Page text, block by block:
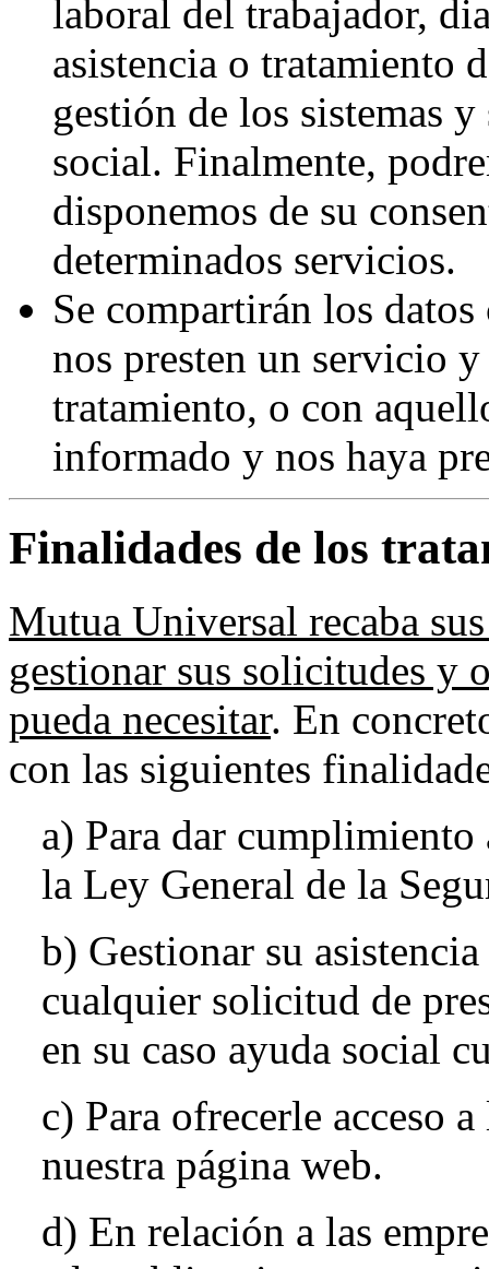
laboral del trabajador,
asistencia o tratamiento
gestión de los sistemas
social. Finalmente,
disponemos de su
determinados servicios.
Se compartirán los
nos presten un servicio
tratamiento, o con
informado y nos haya
Finalidades de los
Mutua Universal recaba
gestionar sus solicitudes y
pueda necesitar. En
con las siguientes
a) Para dar cumplimiento
la Ley General de la
b) Gestionar su
cualquier solicitud de
en su caso ayuda social
c) Para ofrecerle acceso
nuestra página web.
d) En relación a las